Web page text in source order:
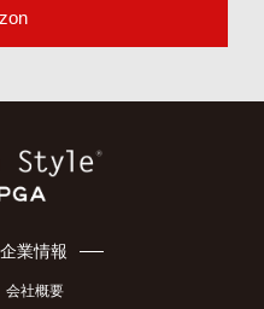
企業情報
会社概要